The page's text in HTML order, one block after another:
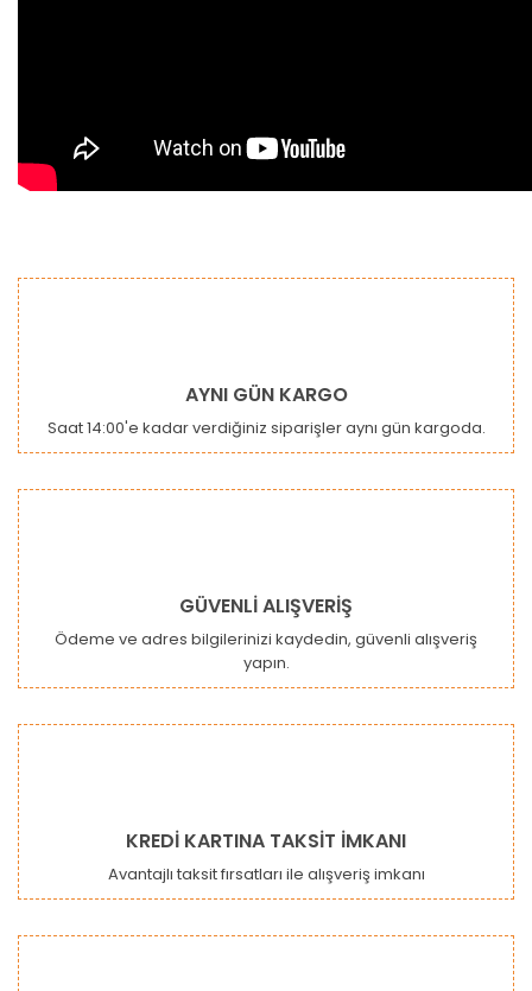
Bu ürüne ilk yorumu siz yapın!
Ürün açıklamasında eksik bilgiler bulunuyor.
Ürün bilgilerinde hatalar bulunuyor.
Gönder
AYNI GÜN KARGO
Saat 14:00'e kadar verdiğiniz siparişler aynı gün kargoda.
GÜVENLİ ALIŞVERİŞ
Ödeme ve adres bilgilerinizi kaydedin, güvenli alışveriş
yapın.
KREDİ KARTINA TAKSİT İMKANI
Avantajlı taksit fırsatları ile alışveriş imkanı